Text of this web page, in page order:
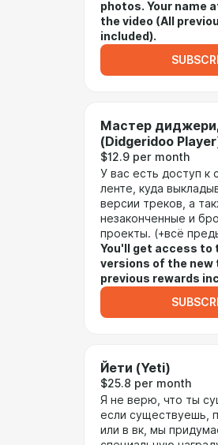
photos. Your name
the video (All
included).
Мастер
(Didgeridoo
$12.9 per month
У вас есть доступ к
ленте, куда
версии треков, а
незаконченные и
проекты. (+всё
You'll get access to
versions of the new
previous rewards
Йети (Yeti)
$25.8 per month
Я не верю, что ты
если существуешь,
или в вк, мы